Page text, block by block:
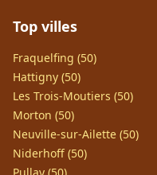
Top villes
Fraquelfing (50)
Hattigny (50)
Les Trois-Moutiers (50)
Morton (50)
Neuville-sur-Ailette (50)
Niderhoff (50)